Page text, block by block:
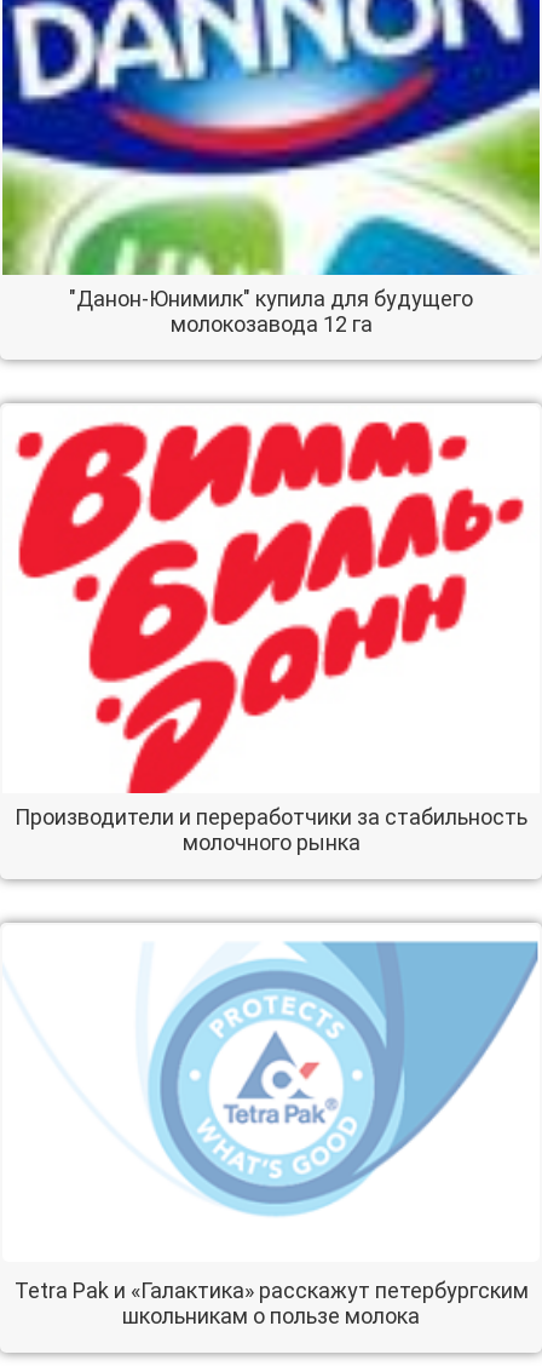
"Данон-Юнимилк" купила для будущего
молокозавода 12 га
Производители и переработчики за стабильность
молочного рынка
Tetra Pak и «Галактика» расскажут петербургским
школьникам о пользе молока